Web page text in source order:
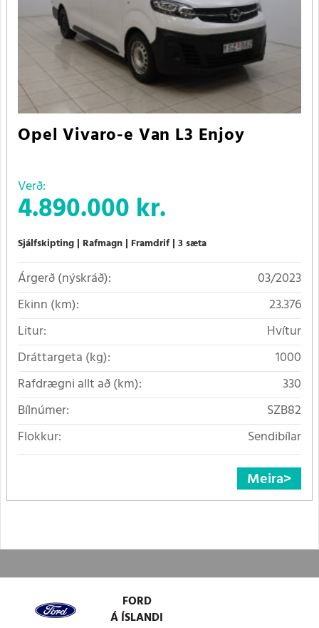
Opel Vivaro-e Van L3 Enjoy
Verð:
4.890.000 kr.
Sjálfskipting Rafmagn Framdrif 3 sæta
Árgerð (nýskráð):
03/2023
Ekinn (km):
23.376
Litur:
Hvítur
Dráttargeta (kg):
1000
Rafdrægni allt að (km):
330
Bílnúmer:
SZB82
Flokkur:
Sendibílar
Meira
FORD
Á ÍSLANDI